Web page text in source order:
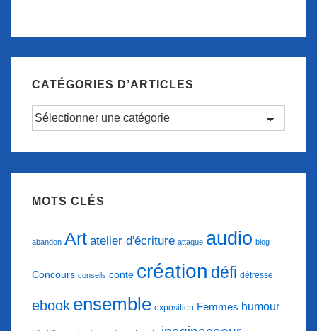
CATÉGORIES D’ARTICLES
Catégories
MOTS CLÉS
abandon Art atelier d'écriture attaque audio blog
Concours conseils conte création défi détresse
ebook ensemble exposition Femmes humour